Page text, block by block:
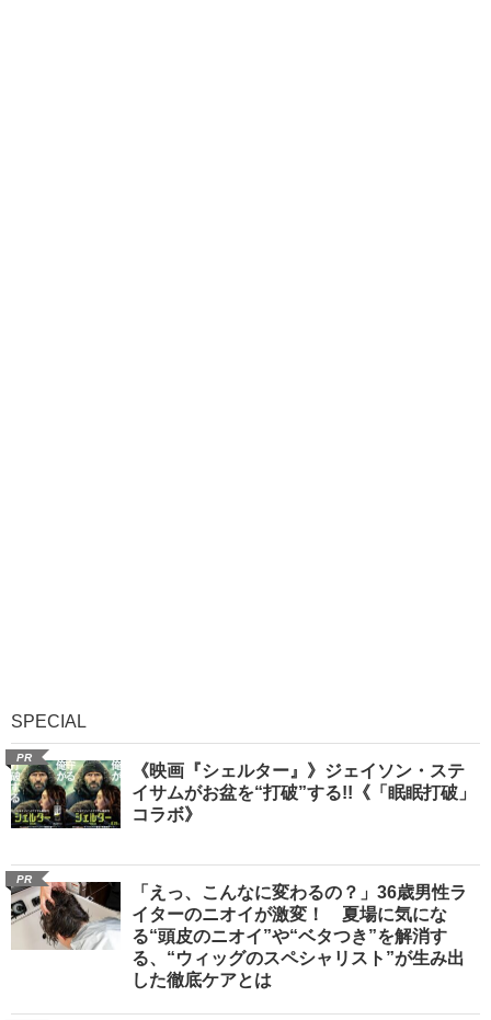
SPECIAL
PR
《映画『シェルター』》ジェイソン・ステ
イサムがお盆を“打破”する!!《「眠眠打破」
コラボ》
PR
「えっ、こんなに変わるの？」36歳男性ラ
イターのニオイが激変！ 夏場に気にな
る“頭皮のニオイ”や“ベタつき”を解消す
る、“ウィッグのスペシャリスト”が生み出
した徹底ケアとは